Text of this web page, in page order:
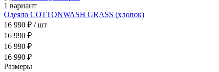
1 вариант
Одеяло COTTONWASH GRASS (хлопок)
16 990 ₽ / шт
16 990 ₽
16 990 ₽
16 990 ₽
Размеры